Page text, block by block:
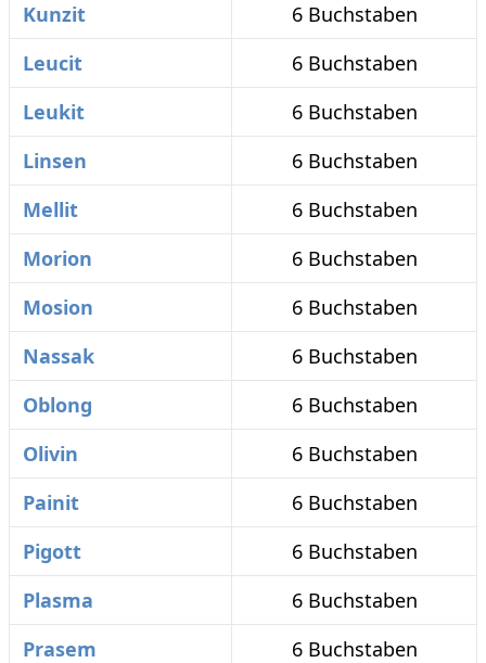
Kunzit
6 Buchstaben
Leucit
6 Buchstaben
Leukit
6 Buchstaben
Linsen
6 Buchstaben
Mellit
6 Buchstaben
Morion
6 Buchstaben
Mosion
6 Buchstaben
Nassak
6 Buchstaben
Oblong
6 Buchstaben
Olivin
6 Buchstaben
Painit
6 Buchstaben
Pigott
6 Buchstaben
Plasma
6 Buchstaben
Prasem
6 Buchstaben